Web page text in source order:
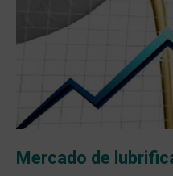
Mercado de